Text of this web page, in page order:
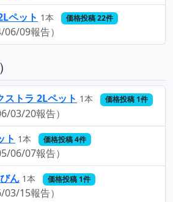
ペット 1本 価格投稿 22件
06/09報告）
トラ 2Lペット 1本 価格投稿 1件
03/20報告）
ト 1本 価格投稿 4件
06/07報告）
ん 1本 価格投稿 1件
03/15報告）